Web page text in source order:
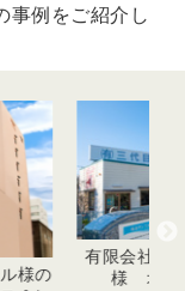
事例をご紹介し
三代目竹内石材
フィス新築